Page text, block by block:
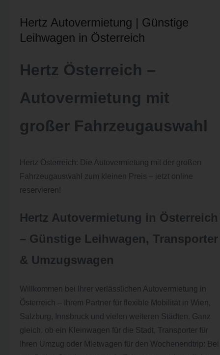
Hertz Autovermietung | Günstige
Leihwagen in Österreich
Hertz Österreich –
Autovermietung mit
großer Fahrzeugauswahl
Hertz Österreich: Die Autovermietung mit der großen
Fahrzeugauswahl zum kleinen Preis – jetzt online
reservieren!
Hertz Autovermietung in Österreich
– Günstige Leihwagen, Transporter
& Umzugswagen
Willkommen bei Ihrer verlässlichen Autovermietung in
Österreich – Ihrem Partner für flexible Mobilität in Wien,
Salzburg, Innsbruck und vielen weiteren Städten. Ganz
gleich, ob ein Kleinwagen für die Stadt, Transporter für
Ihren Umzug oder Mietwagen für den Wochenendtrip: Bei